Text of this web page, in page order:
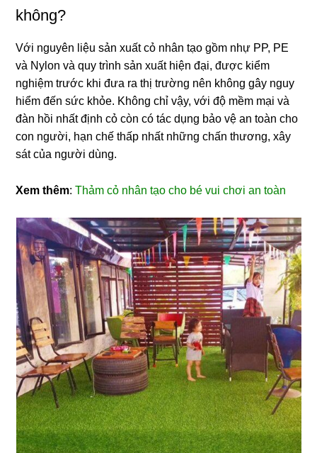
không?
Với nguyên liệu sản xuất cỏ nhân tạo gồm nhự PP, PE
và Nylon và quy trình sản xuất hiện đại, được kiểm
nghiệm trước khi đưa ra thị trường nên không gây nguy
hiểm đến sức khỏe. Không chỉ vậy, với độ mềm mại và
đàn hồi nhất định cỏ còn có tác dụng bảo vệ an toàn cho
con người, hạn chế thấp nhất những chấn thương, xây
sát của người dùng.
Xem thêm:Thảm cỏ nhân tạo cho bé vui chơi an toàn